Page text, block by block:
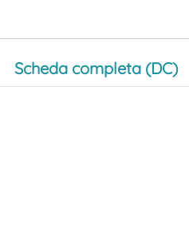
Scheda completa (DC)